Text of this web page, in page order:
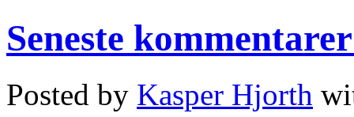
Seneste
Posted by Kasper Hjorth